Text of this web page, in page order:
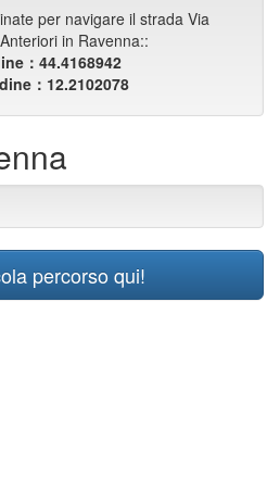
per navigare il strada Via
in Ravenna::
：44.4168942
：12.2102078
percorso qui!